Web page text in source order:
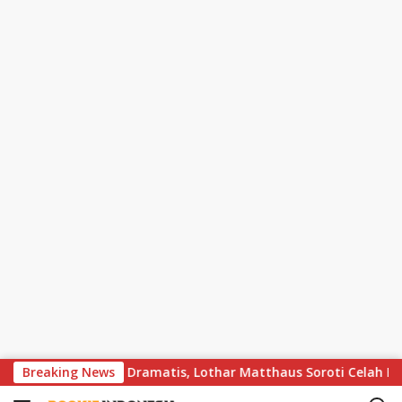
k
Breaking News
Bayern Berakhir Dramatis, Lothar Matthaus Soroti Celah